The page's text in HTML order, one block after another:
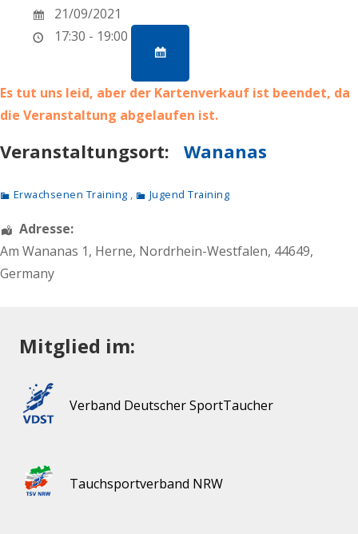
21/09/2021
17:30 - 19:00
Es tut uns leid, aber der Kartenverkauf ist beendet, da
die Veranstaltung abgelaufen ist.
Veranstaltungsort: Wananas
Erwachsenen Training , Jugend Training
Adresse:
Am Wananas 1, Herne, Nordrhein-Westfalen, 44649,
Germany
Mitglied im:
Verband Deutscher SportTaucher
Tauchsportverband NRW